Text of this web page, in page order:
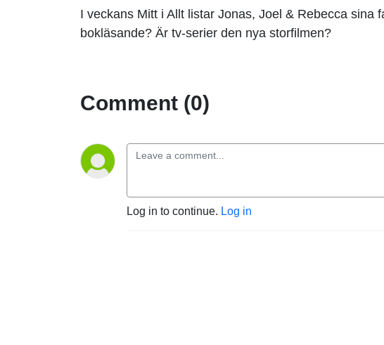
I veckans Mitt i Allt listar Jonas, Joel & Rebecca sina
bokläsande? Är tv-serier den nya storfilmen?
Comment (0)
Log in to continue. Log in